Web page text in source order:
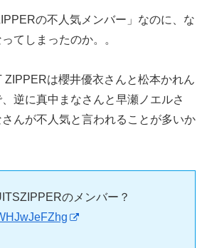
の不人気メンバー」なのに、な
てしまったのか。。
ZIPPERは櫻井優衣さんと松本かれん
逆に真中まなさんと早瀬ノエルさ
んが不人気と言われることが多いか
のメンバー？